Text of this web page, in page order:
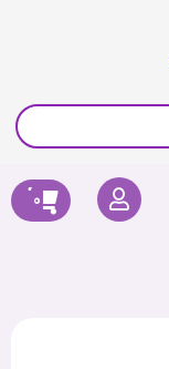
0